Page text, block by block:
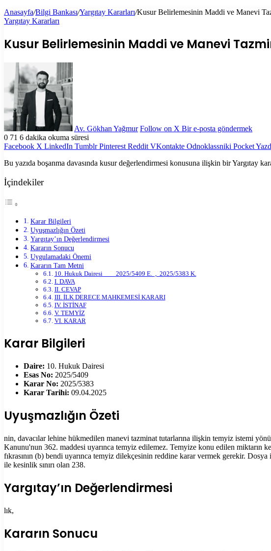
Anasayfa/Bilgi Bankası/Yargıtay Kararları/Kusur Belirlemesinin Maddi ve Manevi
Yargıtay Kararları
Kusur Belirlemesinin Maddi ve Manevi
Av. Gökhan Yağmur Follow on X Bir e-posta göndermek
0 71 6 dakika okuma süresi
Facebook X LinkedIn Tumblr Pinterest Reddit VKontakte Odnoklassniki Pocket
Bu yazıda boşanma davasında kusur değerlendirmesi konusuna ilişkin bir Yargıtay
İçindekiler
Karar Bilgileri
Uyuşmazlığın Özeti
Yargıtay’ın Değerlendirmesi
Kararın Sonucu
Uygulamadaki Önemi
Kararın Tam Metni
10. Hukuk Dairesi 2025/5409 E. , 2025/5383 K.
I. DAVA
II. CEVAP
III. İLK DERECE MAHKEMESİ KARARI
IV. İSTİNAF
V. TEMYİZ
VI. KARAR
Karar Bilgileri
Daire: 10. Hukuk Dairesi
Esas No: 2025/5409
Karar No: 2025/5383
Karar Tarihi: 09.04.2025
Uyuşmazlığın Özeti
nin, davacılar lehine hükmedilen manevi tazminat tutarlarına ilişkin temyiz istemi
Kanunu'nun 362. maddesi uyarınca temyiz edilemez. Temyize konu edilen miktarın
fıkrasının (b) bendi uyarınca temyiz dilekçesinin reddine karar vermek gerekir.
ile kesinlik sınırı olan 238.
Yargıtay’ın Değerlendirmesi
lık,
Kararın Sonucu